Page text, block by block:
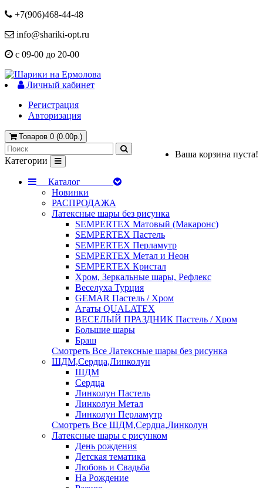
+7(906)468-44-48
info@shariki-opt.ru
с 09-00 до 20-00
Личный кабинет
Регистрация
Авторизация
Товаров 0 (0.00р.)
Ваша корзина пуста!
Категории
Каталог
Новинки
РАСПРОДАЖА
Латексные шары без рисунка
SEMPERTEX Матовый (Макаронс)
SEMPERTEX Пастель
SEMPERTEX Перламутр
SEMPERTEX Метал и Неон
SEMPERTEX Кристал
Хром, Зеркальные шары, Рефлекс
Веселуха Турция
GEMAR Пастель / Хром
Агаты QUALATEX
ВЕСЕЛЫЙ ПРАЗДНИК Пастель / Хром
Большие шары
Браш
Смотреть Все Латексные шары без рисунка
ШДМ,Сердца,Линколун
ШДМ
Сердца
Линколун Пастель
Линколун Метал
Линколун Перламутр
Смотреть Все ШДМ,Сердца,Линколун
Латексные шары с рисунком
День рождения
Детская тематика
Любовь и Свадьба
На Рождение